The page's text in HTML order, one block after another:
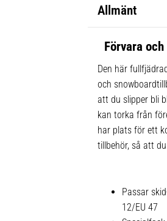
Allmänt
Förvara
Den här
och
att du slipper bli
kan torka från
har plats för ett
tillbehör, så att
Passar
12/EU 47